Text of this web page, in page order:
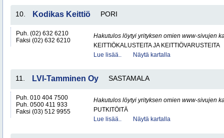
10. Kodikas Keittiö PORI
Puh. (02) 632 6210
Faksi (02) 632 6210
Hakutulos löytyi yrityksen omien www-sivujen
KEITTIÖKALUSTEITA JA KEITTIÖVARUSTEITA
Lue lisää..
Näytä kartalla
11. LVI-Tamminen Oy SASTAMALA
Puh. 010 404 7500
Puh. 0500 411 933
Faksi (03) 512 9955
Hakutulos löytyi yrityksen omien www-sivujen
PUTKITÖITÄ
Lue lisää..
Näytä kartalla